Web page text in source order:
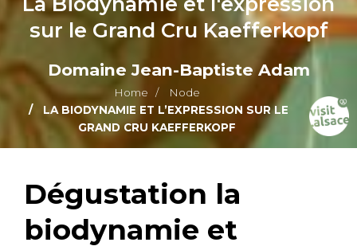
sur le Grand Cru Kaefferkopf
Domaine Jean-Baptiste Adam
Home
Node
LA BIODYNAMIE ET L’EXPRESSION SUR LE
GRAND CRU KAEFFERKOPF
Dégustation la
biodynamie et